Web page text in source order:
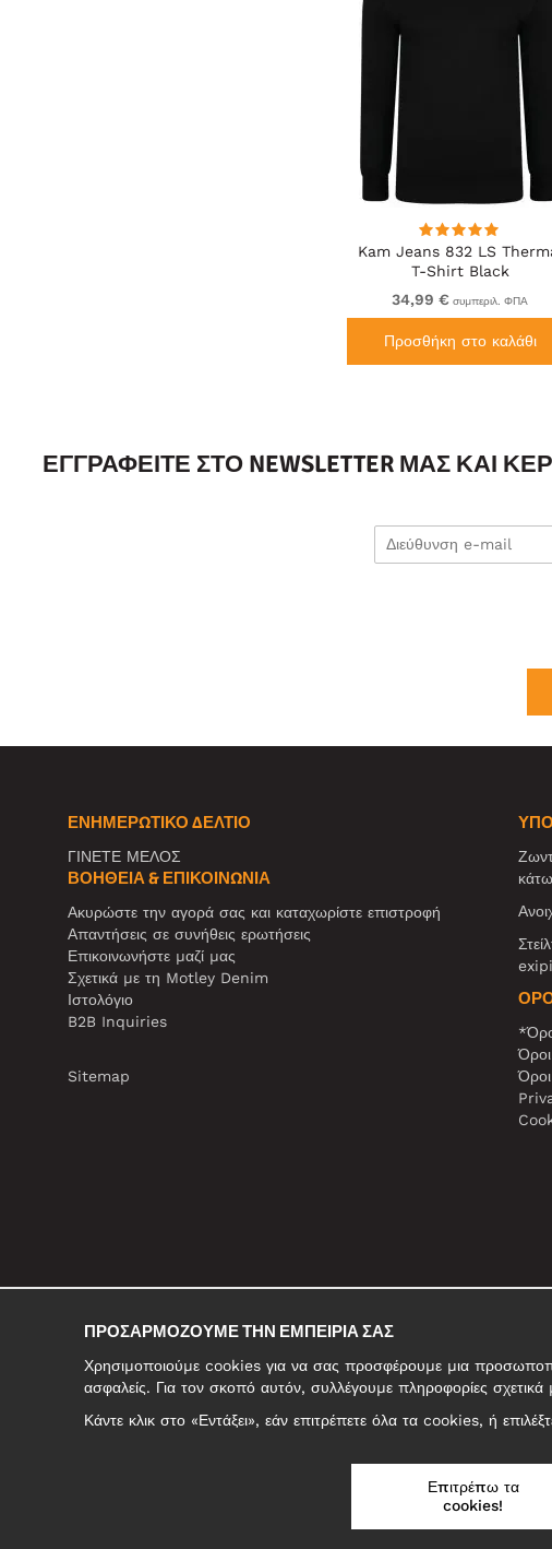
Kam Jeans 832 LS
T-Shirt Black
34,99 € συμπεριλ. ΦΠΑ
Προσθήκη στο καλάθι
ΕΓΓΡΑΦΕΊΤΕ ΣΤΟ NEWSLETTER ΜΑΣ ΚΑΙ
ΕΝΗΜΕΡΩΤΙΚΌ ΔΕΛΤΊΟ
ΓΙΝΕΤΕ ΜΕΛΟΣ
ΒΟΉΘΕΙΑ & ΕΠΙΚΟΙΝΩΝΊΑ
Ακυρώστε την αγορά σας και καταχωρίστε επιστροφή
Απαντήσεις σε συνήθεις ερωτήσεις
Επικοινωνήστε μαζί μας
Σχετικά με τη Motley Denim
Ιστολόγιο
B2B Inquiries
Sitemap
ΠΡΟΣΑΡΜΌΖΟΥΜΕ ΤΗΝ ΕΜΠΕΙΡΊΑ ΣΑΣ
Χρησιμοποιούμε cookies για να σας προσφέρουμε μια
ασφαλείς. Για τον σκοπό αυτόν, συλλέγουμε πληροφορίες
Κάντε κλικ στο «Εντάξει», εάν επιτρέπετε όλα τα cookies, ή
Επιτρέπω τα
cookies!